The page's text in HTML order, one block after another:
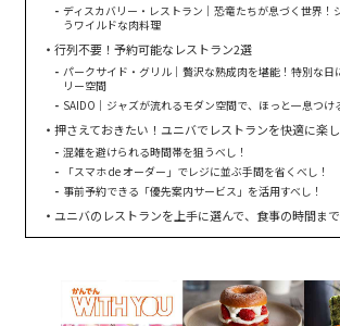
ディスカバリー・レストラン｜恐竜たちが息づく世界！
うワイルドな肉料理
行列不要！予約可能なレストラン2選
パークサイド・グリル｜贅沢な熟成肉を堪能！特別な日
リー空間
SAIDO｜ジャズが流れるモダン空間で、ほっと一息つけ
押さえておきたい！ユニバでレストランを快適に楽
混雑を避けられる時間帯を狙うべし！
「スマホ de オーダー」でレジに並ぶ手間を省くべし！
事前予約できる「優先案内サービス」を活用すべし！
ユニバのレストランを上手に選んで、食事の時間ま